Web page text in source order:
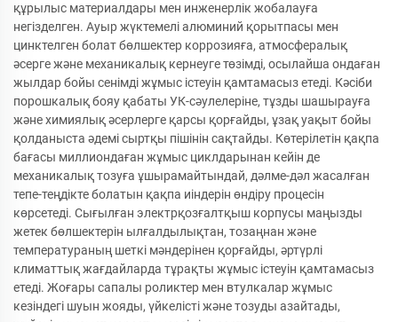
құрылыс материалдары мен инженерлік жобалауға
негізделген. Ауыр жүктемелі алюминий қорытпасы мен
цинктелген болат бөлшектер коррозияға, атмосфералық
әсерге және механикалық кернеуге төзімді, осылайша ондаған
жылдар бойы сенімді жұмыс істеуін қамтамасыз етеді. Кәсіби
порошкалық бояу қабаты УК-сәулелеріне, тұзды шашырауға
және химиялық әсерлерге қарсы қорғайды, ұзақ уақыт бойы
қолданыста әдемі сыртқы пішінін сақтайды. Көтерілетін қақпа
бағасы миллиондаған жұмыс циклдарынан кейін де
механикалық тозуға ұшырамайтындай, дәлме-дәл жасалған
тепе-теңдікте болатын қақпа иіндерін өндіру процесін
көрсетеді. Сығылған электрқозғалтқыш корпусы маңызды
жетек бөлшектерін ылғалдылықтан, тозаңнан және
температураның шеткі мәндерінен қорғайды, әртүрлі
климаттық жағдайларда тұрақты жұмыс істеуін қамтамасыз
етеді. Жоғары сапалы роликтер мен втулкалар жұмыс
кезіндегі шуын жояды, үйкелісті және тозуды азайтады,